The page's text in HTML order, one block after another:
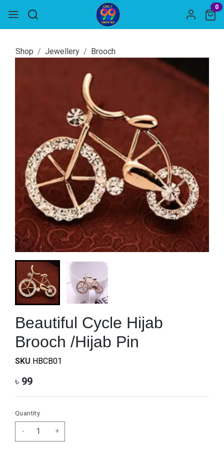
0
Shop Jewellery Brooch
Beautiful Cycle Hijab
Brooch /Hijab Pin
SKU HBCB01
৳ 99
Quantity
- +